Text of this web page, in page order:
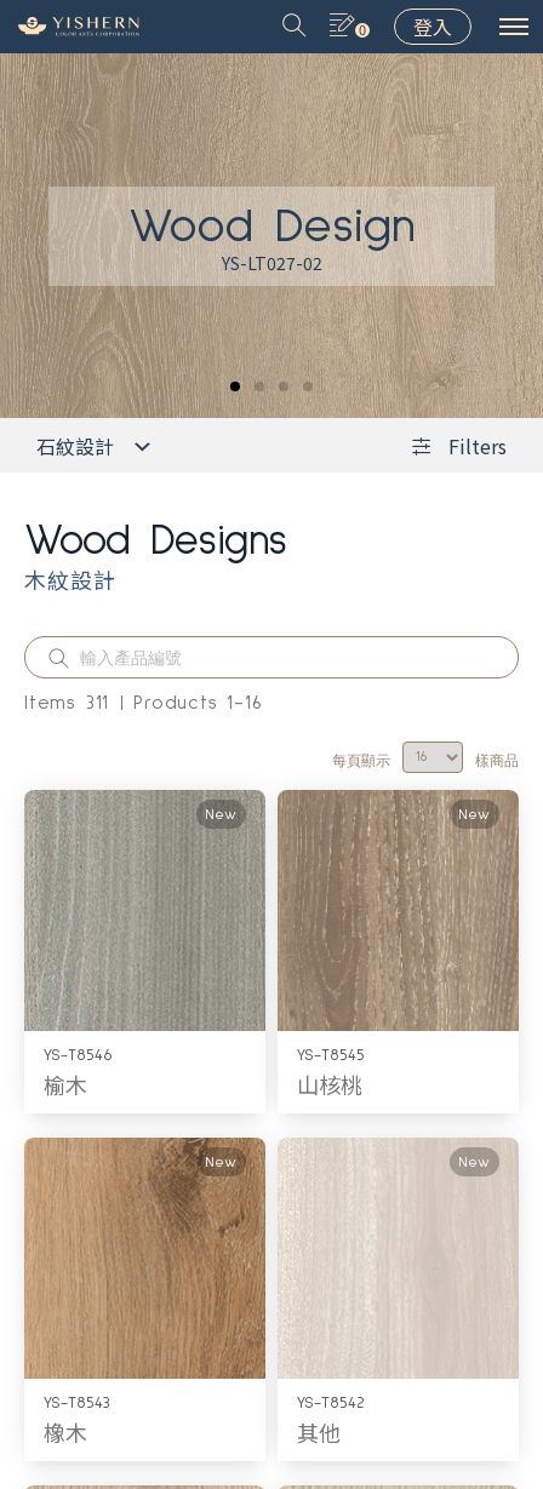
0 登入
＃9031 ＃9075 ＃LT001 ＃8502
Wood Design
YS-LT027-02
石紋設計 Filters
Wood Designs
木紋設計
Items 311 Products 1 -16
New
YS-T8546
榆木
New
YS-T8545
山核桃
New
YS-T8543
橡木
New
YS-T8542
其他
每頁顯示 樣商品